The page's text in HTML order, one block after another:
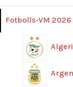
Fotbolls-VM 2026